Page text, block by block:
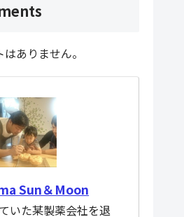
ありません。
Sun＆Moon
いた某製薬会社を退